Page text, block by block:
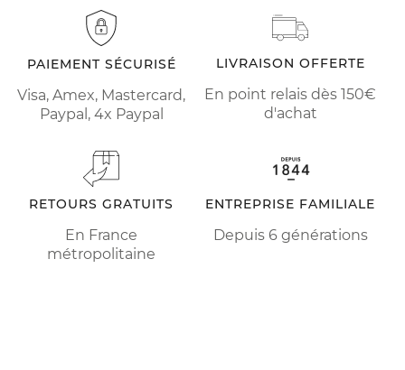
PAIEMENT SÉCURISÉ
Visa, Amex, Mastercard,
Paypal, 4x Paypal
LIVRAISON OFFERTE
En point relais dès 150€
d'achat
RETOURS GRATUITS
En France
métropolitaine
ENTREPRISE FAMILIALE
Depuis 6 générations